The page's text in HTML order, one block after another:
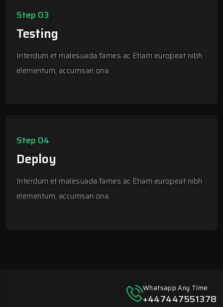
Step 03
Testing
Interdum et malesuada fames ac Etiam europeat nibh
elementum, accumsan ona.
Step 04
Deploy
Interdum et malesuada fames ac Etiam europeat nibh
elementum, accumsan ona.
Whatsapp Any Time
+447447551378